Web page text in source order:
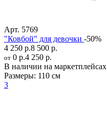
Арт. 5769
"Ковбой" для девочки -50%
4 250 р.8 500 р.
от 0 р.4 250 р.
В наличии на маркетплейсах
Размеры: 110 см
3